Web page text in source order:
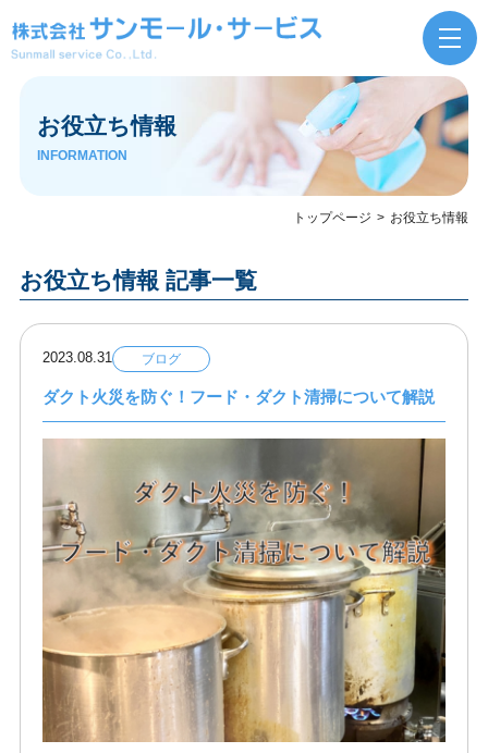
お役立ち情報
INFORMATION
トップページ お役立ち情報
お役立ち情報 記事一覧
2023.08.31 ブログ
ダクト火災を防ぐ！フード・ダクト清掃について解説